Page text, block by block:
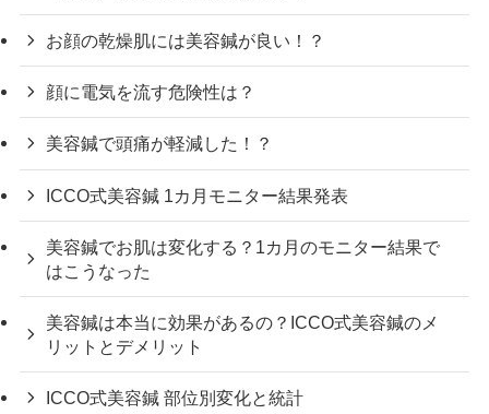
お顔の乾燥肌には美容鍼が良い！？
顔に電気を流す危険性は？
美容鍼で頭痛が軽減した！？
ICCO式美容鍼 1カ月モニター結果発表
美容鍼でお肌は変化する？1カ月のモニター結果で
はこうなった
美容鍼は本当に効果があるの？ICCO式美容鍼のメ
リットとデメリット
ICCO式美容鍼 部位別変化と統計